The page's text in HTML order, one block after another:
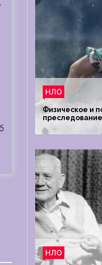
НЛО
Физическое и
НЛО